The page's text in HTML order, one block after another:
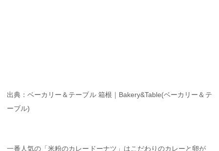
出典：ベーカリー＆テーブル 箱根｜Bakery&Table(ベーカリー＆テ
ーブル)
一番人気の「米粉のカレードーナツ」はこだわりのカレーと卵が